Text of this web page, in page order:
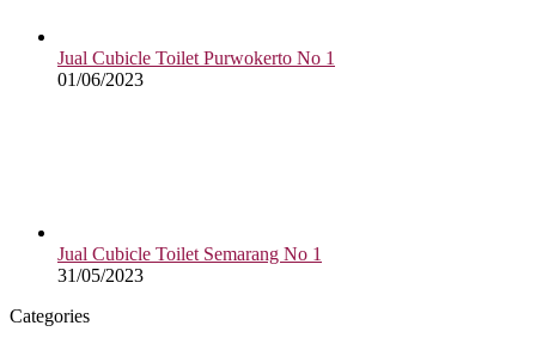
Jual Cubicle Toilet Purwokerto No 1
01/06/2023
Jual Cubicle Toilet Semarang No 1
31/05/2023
Categories